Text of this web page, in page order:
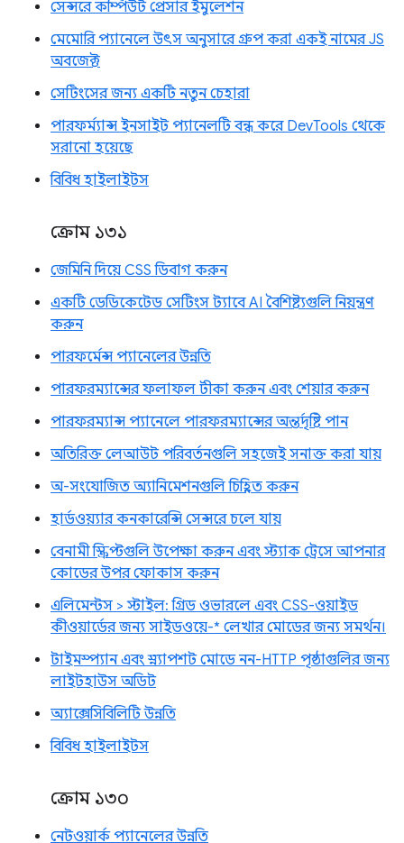
সেন্সরে কম্পিউট প্রেসার ইমুলেশন
মেমোরি প্যানেলে উৎস অনুসারে গ্রুপ করা একই নামের JS
অবজেক্ট
সেটিংসের জন্য একটি নতুন চেহারা
পারফর্ম্যান্স ইনসাইট প্যানেলটি বন্ধ করে DevTools থেকে
সরানো হয়েছে
বিবিধ হাইলাইটস
ক্রোম ১৩১
জেমিনি দিয়ে CSS ডিবাগ করুন
একটি ডেডিকেটেড সেটিংস ট্যাবে AI বৈশিষ্ট্যগুলি নিয়ন্ত্রণ
করুন
পারফর্মেন্স প্যানেলের উন্নতি
পারফরম্যান্সের ফলাফল টীকা করুন এবং শেয়ার করুন
পারফরম্যান্স প্যানেলে পারফরম্যান্সের অন্তর্দৃষ্টি পান
অতিরিক্ত লেআউট পরিবর্তনগুলি সহজেই সনাক্ত করা যায়
অ-সংযোজিত অ্যানিমেশনগুলি চিহ্নিত করুন
হার্ডওয়্যার কনকারেন্সি সেন্সরে চলে যায়
বেনামী স্ক্রিপ্টগুলি উপেক্ষা করুন এবং স্ট্যাক ট্রেসে আপনার
কোডের উপর ফোকাস করুন
এলিমেন্টস > স্টাইল: গ্রিড ওভারলে এবং CSS-ওয়াইড
কীওয়ার্ডের জন্য সাইডওয়ে-* লেখার মোডের জন্য সমর্থন।
টাইমস্প্যান এবং স্ন্যাপশট মোডে নন-HTTP পৃষ্ঠাগুলির জন্য
লাইটহাউস অডিট
অ্যাক্সেসিবিলিটি উন্নতি
বিবিধ হাইলাইটস
ক্রোম ১৩০
নেটওয়ার্ক প্যানেলের উন্নতি